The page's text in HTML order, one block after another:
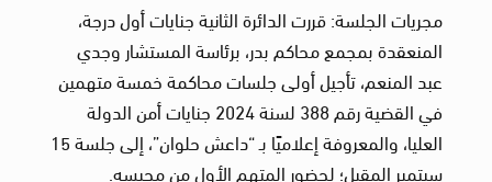
مجريات الجلسة: قررت الدائرة الثانية جنايات أول درجة،
المنعقدة بمجمع محاكم بدر، برئاسة المستشار وجدي
عبد المنعم، تأجيل أولى جلسات محاكمة خمسة متهمين
في القضية رقم 388 لسنة 2024 جنايات أمن الدولة
العليا، والمعروفة إعلاميًا بـ “داعش حلوان”، إلى جلسة 15
سبتمبر المقبل؛ لحضور المتهم الأول من محبسه.